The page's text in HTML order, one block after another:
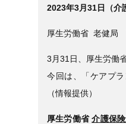
c
e
b
o
o
k
tt
er
e
2023年3月31日（介
厚生労働省 老健局
3月31日、厚生労働
今回は、「ケアプ
（情報提供）
厚生労働省介護保